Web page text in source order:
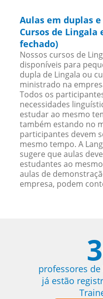
Aulas em duplas
Cursos de
fechado)
Nossos cursos de
disponíveis para
dupla de Lingala ou
ministrado na
Todos os
necessidades
estudar ao mesmo
também estando no
participantes devem
mesmo tempo. A
sugere que aulas
estudantes ao
aulas de
empresa, podem
professores
já estão